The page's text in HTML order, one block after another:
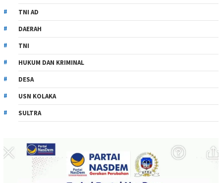
TNI AD
DAERAH
TNI
HUKUM DAN KRIMINAL
DESA
USN KOLAKA
SULTRA